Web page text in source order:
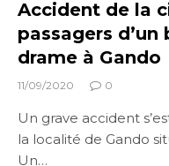
Accident de la
passagers
drame à Gando
11/09/2020 0
Un grave accident
la localité de Gando
Un…